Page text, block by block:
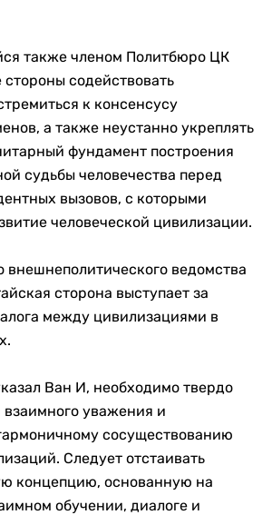
также членом Политбюро ЦК
содействовать
к консенсусу
а также неустанно укреплять
фундамент построения
судьбы человечества перед
вызовов, с которыми
человеческой цивилизации.
внешнеполитического ведомства
сторона выступает за
между цивилизациями в
Ван И, необходимо твердо
уважения и
сосуществованию
Следует отстаивать
концепцию, основанную на
обучении, диалоге и